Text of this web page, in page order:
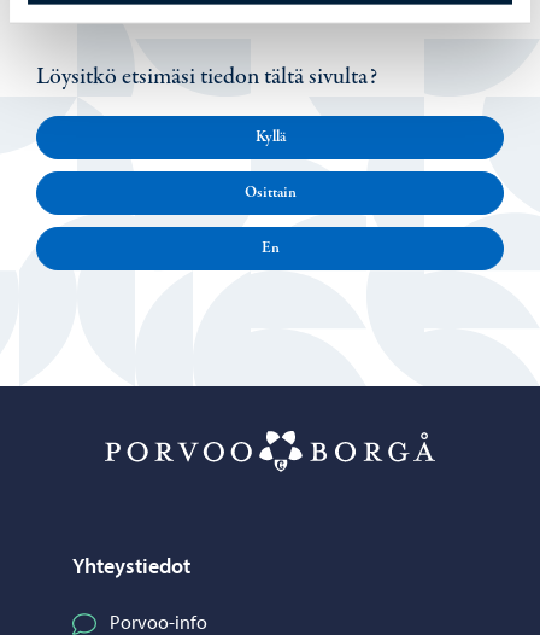
Löysitkö etsimäsi tiedon tältä sivulta?
Kyllä
Osittain
En
Yhteystiedot
Porvoo-info